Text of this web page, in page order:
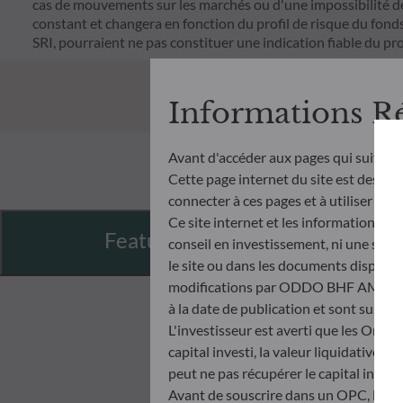
cas de mouvements sur les marchés ou d'une impossibilité
constant et changera en fonction du profil de risque du
SRI, pourraient ne pas constituer une indication fiable du
Features
Informations
Avant d'accéder aux pages qui
Cette page internet du site est
connecter à ces pages et à utiliser et
Ce site internet et les informations
conseil en investissement, ni une
le site ou dans les documents
modifications par ODDO BHF AM à
à la date de publication et sont
L'investisseur est averti que les
capital investi, la valeur liquidative
peut ne pas récupérer le capital
Avant de souscrire dans un OPC,